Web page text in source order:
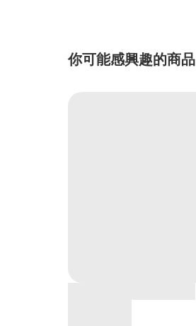
你可能感興趣的商品